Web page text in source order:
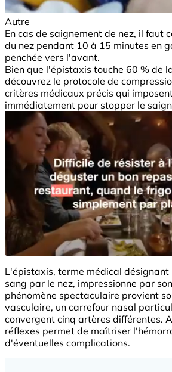
Autre
En cas de saignement de nez, il faut
du nez pendant 10 à 15 minutes en
penchée vers l'avant.
Bien que l'épistaxis touche 60 % de
découvrez le protocole de
critères médicaux précis qui
immédiatement pour stopper le
L'épistaxis, terme médical désignant
sang par le nez, impressionne par
phénomène spectaculaire provient
vasculaire, un carrefour nasal
convergent cinq artères différentes.
réflexes permet de maîtriser
d'éventuelles complications.